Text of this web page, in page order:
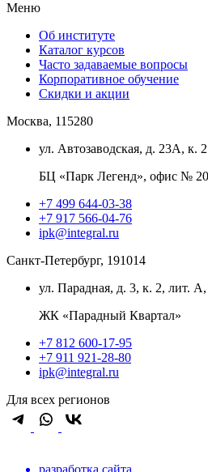
Меню
Об институте
Каталог курсов
Часто задаваемые вопросы
Корпоративное обучение
Скидки и акции
Москва, 115280
ул. Автозаводская, д. 23А, к. 2
БЦ «Парк Легенд», офис №
+7 499 644-03-38
+7 917 566-04-76
ipk@integral.ru
Санкт-Петербург, 191014
ул. Парадная, д. 3, к. 2, лит.
ЖК «Парадный Квартал»
+7 812 600-17-95
+7 911 921-28-80
ipk@integral.ru
Для всех регионов